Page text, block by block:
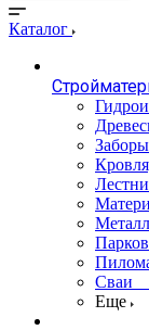
Каталог
Сваи
Еще